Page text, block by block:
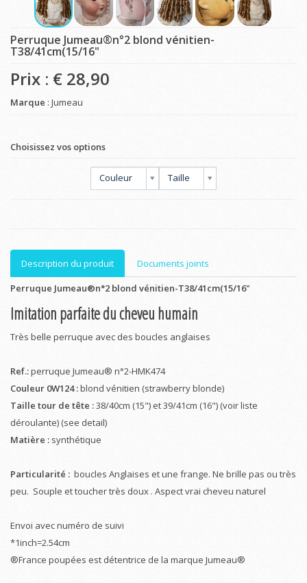
Perruque Jumeau®n°2 blond vénitien-
T38/41cm(15/16"
Prix : € 28,90
Marque : Jumeau
Choisissez vos options
Couleur Taille
Description du produit
Documents joints
Perruque Jumeau®n°2 blond vénitien-T38/41cm(15/16"
Imitation parfaite du cheveu humain
Très belle perruque avec des boucles anglaises
Ref.:perruque Jumeau® n°2-HMK474
Couleur 0W124 :blond vénitien (strawberry blonde)
Taille tour de tête :38/40cm (15") et 39/41cm (16") (voir liste
déroulante) (see detail)
Matière : synthétique
Particularité : boucles Anglaises et une frange. Ne brille pas ou très
peu. Souple et toucher très doux . Aspect vrai cheveu naturel
Envoi avec numéro de suivi
*1inch=2.54cm
®France poupées est détentrice de la marque Jumeau®